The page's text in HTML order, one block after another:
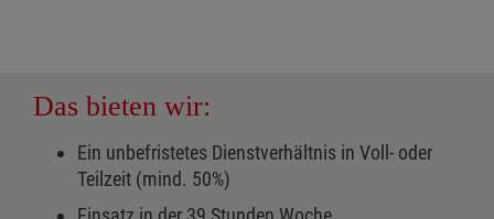
Das bieten wir:
Ein unbefristetes Dienstverhältnis in Voll- oder
Teilzeit (mind. 50%)